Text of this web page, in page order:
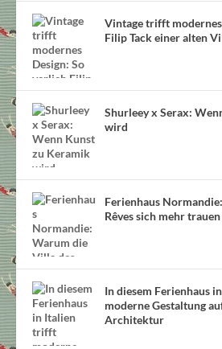
Vintage trifft
Filip Tack einer alten
Shurleey x Serax:
wird
Ferienhaus
Rêves sich mehr
In diesem Ferienhaus
moderne Gestaltung
Architektur